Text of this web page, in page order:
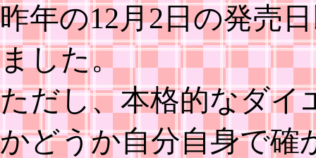
昨年の12月2日の発売
ました。
ただし、本格的なダイ
かどうか自分自身で確